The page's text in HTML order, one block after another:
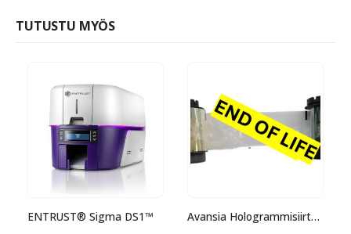
TUTUSTU MYÖS
ENTRUST® Sigma DS1™ Avansia Hologrammisiirtokalvo END OF LIFE